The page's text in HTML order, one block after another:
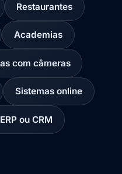
Restaurantes
Academias
com câmeras
Sistemas online
ou CRM